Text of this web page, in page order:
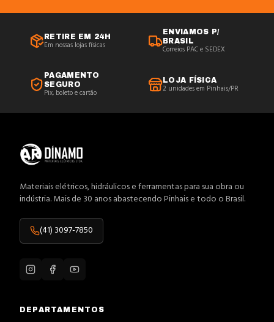
RETIRE EM 24H
Em nossas lojas físicas
ENVIAMOS P/
BRASIL
Correios PAC e SEDEX
PAGAMENTO
SEGURO
Pix, boleto e cartão
LOJA FÍSICA
2 unidades em Pinhais/PR
Materiais elétricos, hidráulicos e ferramentas para sua obra ou
indústria. Mais de 30 anos abastecendo Pinhais e todo o Brasil.
(41) 3097-7850
DEPARTAMENTOS